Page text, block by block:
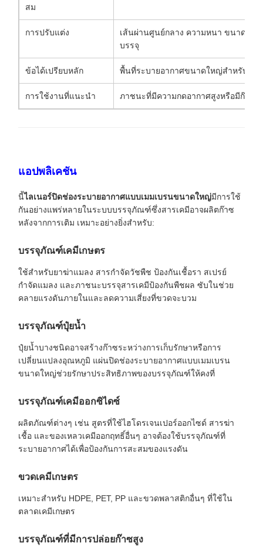
สม
การปรับแต่ง
เส้นผ่านศูนย์กลาง ความหนา ขนาดเมม
บรรจุ
ข้อได้เปรียบหลัก พื้นที่ระบายอากาศขนาดใหญ่สำหรับผลิ
การใช้งานที่แนะนำ ภาชนะที่มีความกดอากาศสูงหรือมีก๊าซรุ
แอปพลิเคชัน
นี้ไลเนอร์ปิดช่องระบายอากาศแบบเมมเบรนขนาดใหญ่มีการใช้
กันอย่างแพร่หลายในระบบบรรจุภัณฑ์ซึ่งสารเคมีอาจผลิตก๊าซ
หลังจากการเติม เหมาะอย่างยิ่งสำหรับ:
บรรจุภัณฑ์เคมีเกษตร
ใช้สำหรับยาฆ่าแมลง สารกำจัดวัชพืช ป้องกันเชื้อรา สเปรย์
กำจัดแมลง และภาชนะบรรจุสารเคมีป้องกันพืชผล ซับในช่วย
คลายแรงดันภายในและลดความเสี่ยงที่ขวดจะบวม
บรรจุภัณฑ์ปุ๋ยน้ำ
ปุ๋ยน้ำบางชนิดอาจสร้างก๊าซระหว่างการเก็บรักษาหรือการ
เปลี่ยนแปลงอุณหภูมิ แผ่นปิดช่องระบายอากาศแบบเมมเบรน
ขนาดใหญ่ช่วยรักษาประสิทธิภาพของบรรจุภัณฑ์ให้คงที่
บรรจุภัณฑ์เคมีออกซิไดซ์
ผลิตภัณฑ์ต่างๆ เช่น สูตรที่ใช้ไฮโดรเจนเปอร์ออกไซด์ สารฆ่า
เชื้อ และของเหลวเคมีออกฤทธิ์อื่นๆ อาจต้องใช้บรรจุภัณฑ์ที่
ระบายอากาศได้เพื่อป้องกันการสะสมของแรงดัน
ขวดเคมีเกษตร
เหมาะสำหรับ HDPE, PET, PP และขวดพลาสติกอื่นๆ ที่ใช้ใน
ตลาดเคมีเกษตร
บรรจุภัณฑ์ที่มีการปล่อยก๊าซสูง